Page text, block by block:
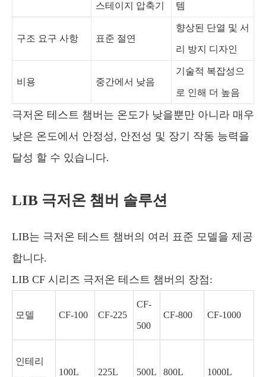
스테이지 압축기
템
구조 요구 사항 표준 절연
향상된 단열 및 서
리 방지 디자인
비용 중간에서 낮음
기술적 복잡성으
로 인해 더 높음
극저온 테스트 챔버는 온도가 낮을뿐만 아니라 매우
낮은 온도에서 안정성, 안전성 및 장기 작동 능력을
달성 할 수 있습니다.
LIB 극저온 챔버 솔루션
LIB는 극저온 테스트 챔버의 여러 표준 모델을 제공
합니다.
LIB CF 시리즈 극저온 테스트 챔버의 장점:
모델 CF-100 CF-225
CF-
500
CF-800 CF-1000
인테리
100L 225L 500L 800L 1000L